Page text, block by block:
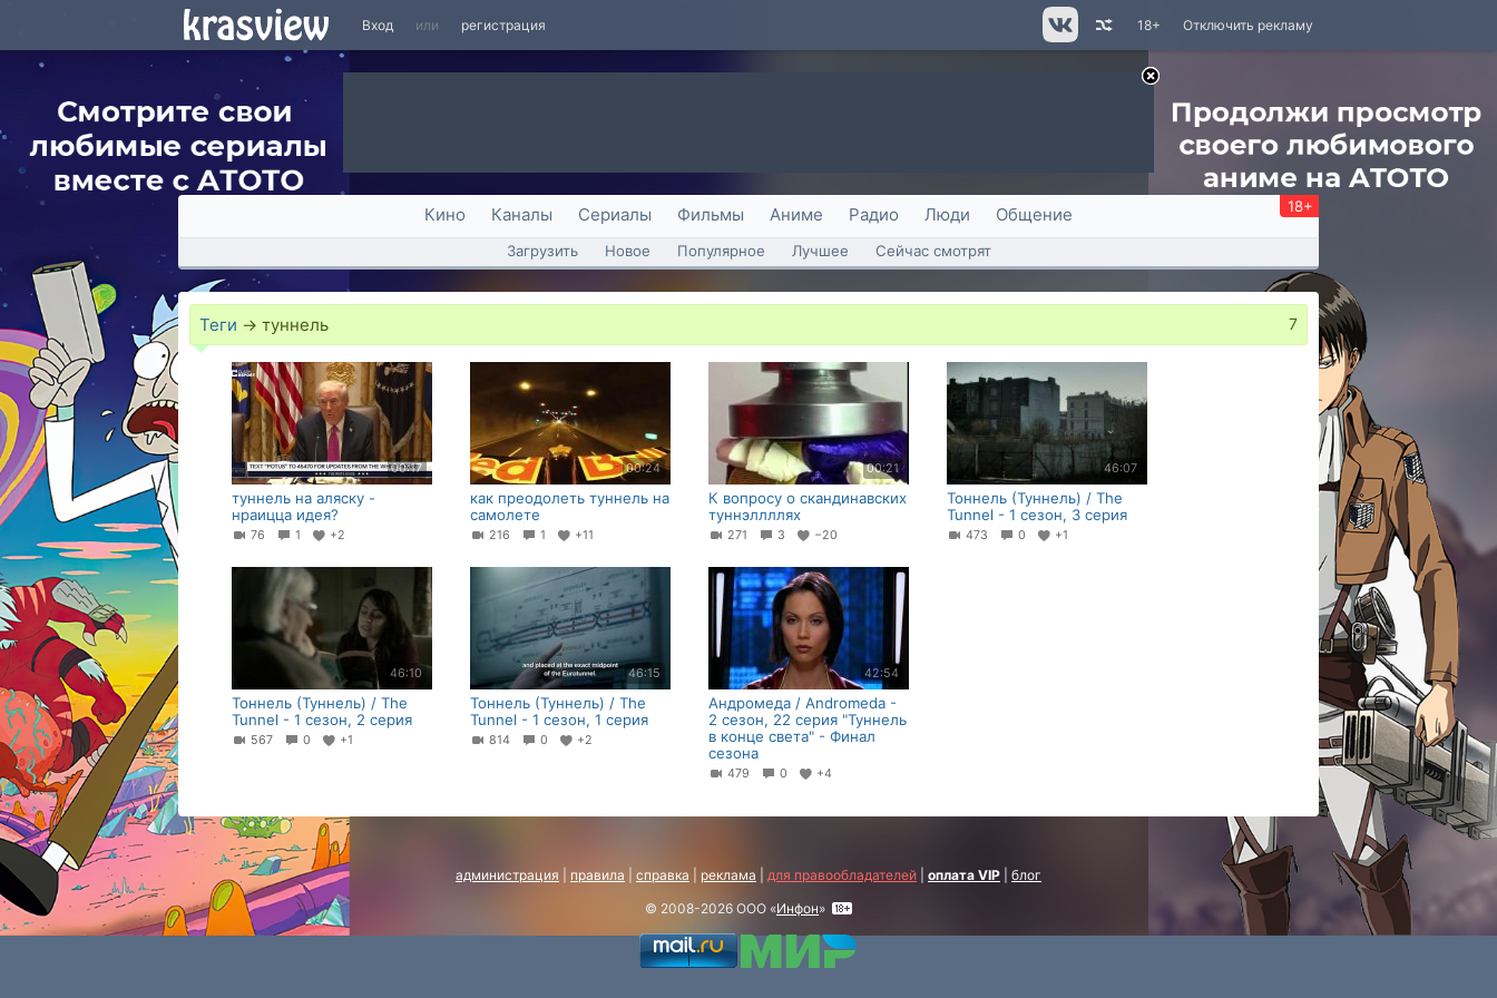
Вход или регистрация Отключить рекламу
18+
Кино Каналы Сериалы Фильмы Аниме Радио Люди Общение 18+
Загрузить Новое Популярное Лучшее Сейчас смотрят
Теги → туннель 7
00:17
туннель на аляску -
нраицца идея?
76 1 +2
00:24
как преодолеть туннель на
самолете
216 1 +11
00:21
К вопросу о скандинавских
туннэллллях
271 3 −20
46:07
Тоннель (Туннель) / The
Tunnel - 1 сезон, 3 серия
473 0 +1
46:10
Тоннель (Туннель) / The
Tunnel - 1 сезон, 2 серия
567 0 +1
46:15
Тоннель (Туннель) / The
Tunnel - 1 сезон, 1 серия
814 0 +2
42:54
Андромеда / Andromeda -
2 сезон, 22 серия "Туннель
в конце света" - Финал
сезона
479 0 +4
администрация правила справка реклама для правообладателей оплата VIP
блог
© 2008-2026 ООО «Инфон»